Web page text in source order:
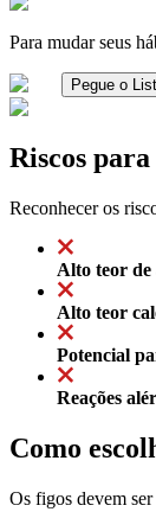
Para mudar seus
Pegue o
Riscos para
Reconhecer os
Alto teor de
Alto teor
Potencial
Reações
Como
Os figos devem